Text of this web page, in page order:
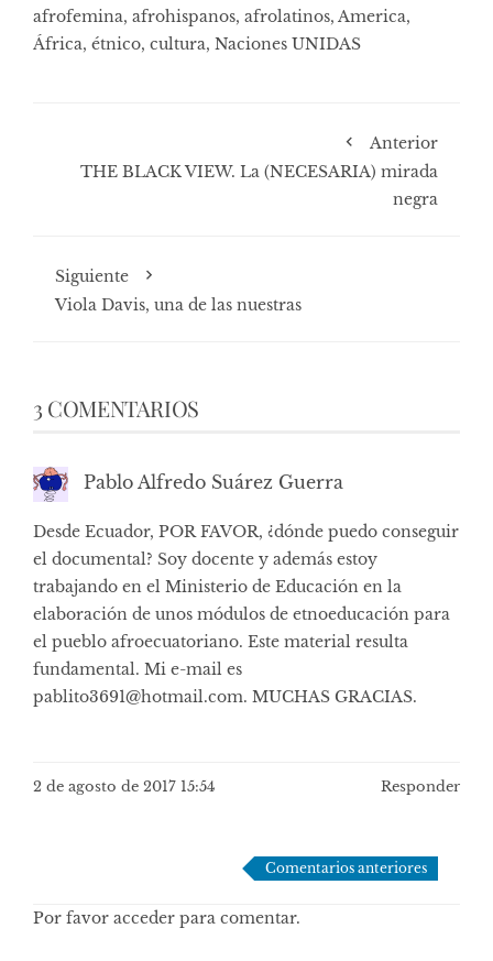
afrofemina, afrohispanos, afrolatinos, America,
África, étnico, cultura, Naciones UNIDAS
Anterior
THE BLACK VIEW. La (NECESARIA) mirada
negra
Siguiente
Viola Davis, una de las nuestras
3 COMENTARIOS
Pablo Alfredo Suárez Guerra
Desde Ecuador, POR FAVOR, ¿dónde puedo conseguir
el documental? Soy docente y además estoy
trabajando en el Ministerio de Educación en la
elaboración de unos módulos de etnoeducación para
el pueblo afroecuatoriano. Este material resulta
fundamental. Mi e-mail es
pablito3691@hotmail.com. MUCHAS GRACIAS.
2 de agosto de 2017 15:54 Responder
comentarios
Comentarios anteriores
Por favor acceder para comentar.